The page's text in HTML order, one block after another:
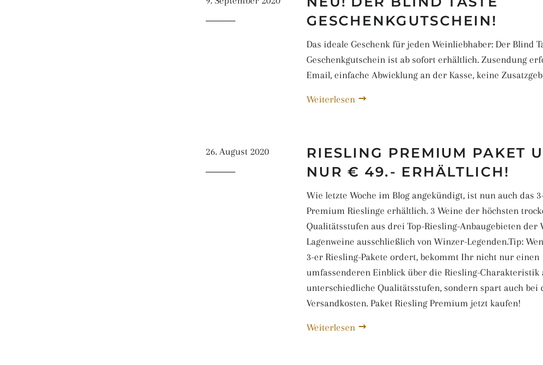
GESCHENKGUTSCHEIN!
Das ideale Geschenk für jeden Weinliebhaber: Der Blind
Geschenkgutschein ist ab sofort erhältlich. Zusendung
Email, einfache Abwicklung an der Kasse, keine
Weiterlesen
26. August 2020
RIESLING PREMIUM PAKET
NUR € 49.- ERHÄLTLICH!
Wie letzte Woche im Blog angekündigt, ist nun auch das
Premium Rieslinge erhältlich. 3 Weine der höchsten
Qualitätsstufen aus drei Top-Riesling-Anbaugebieten der
Lagenweine ausschließlich von Winzer-Legenden.Tip:
3-er Riesling-Pakete ordert, bekommt Ihr nicht nur einen
umfassenderen Einblick über die Riesling-Charakteristik
unterschiedliche Qualitätsstufen, sondern spart auch bei
Versandkosten. Paket Riesling Premium jetzt kaufen!
Weiterlesen